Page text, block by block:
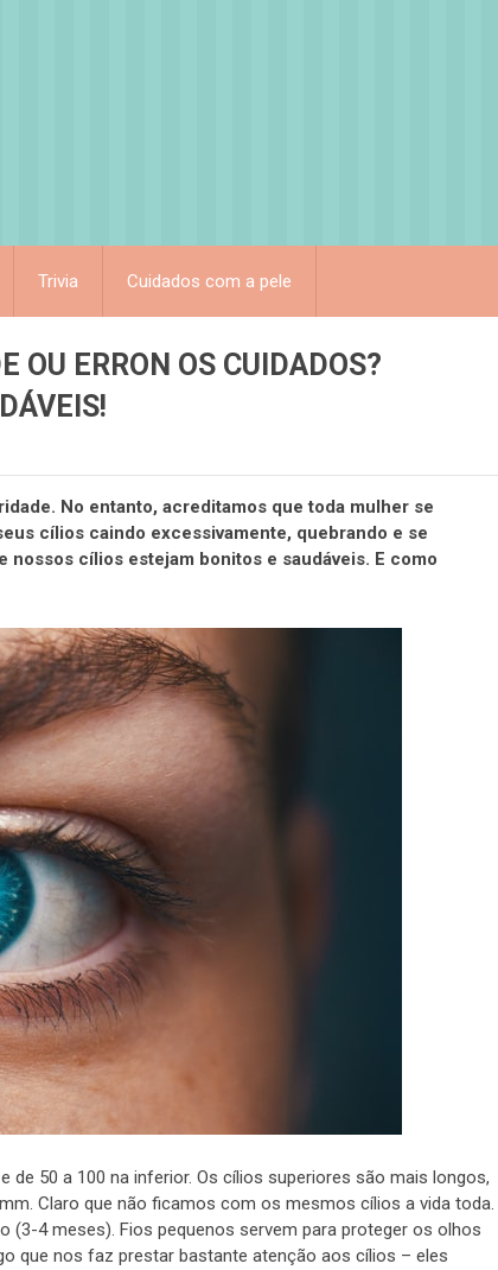
Trivia Cuidados com a pele
OU ERRON OS CUIDADOS?
No entanto, acreditamos que toda mulher se
cílios caindo excessivamente, quebrando e se
cílios estejam bonitos e saudáveis. E como
de 50 a 100 na inferior. Os cílios superiores são mais longos,
Claro que não ficamos com os mesmos cílios a vida toda.
(3-4 meses). Fios pequenos servem para proteger os olhos
que nos faz prestar bastante atenção aos cílios – eles